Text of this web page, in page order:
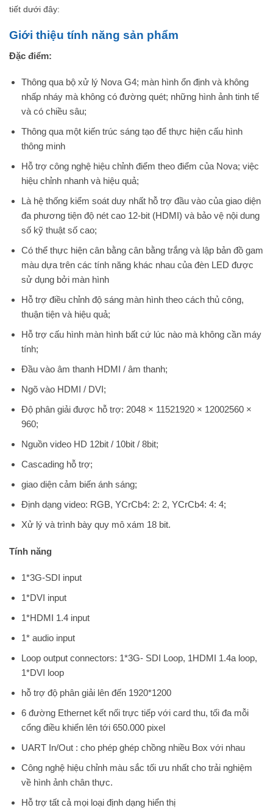
tiết dưới đây:
Giới thiệu tính năng sản phẩm
Đặc điểm:
Thông qua bộ xử lý Nova G4; màn hình ổn định và không
nhấp nháy mà không có đường quét; những hình ảnh tinh tế
và có chiều sâu;
Thông qua một kiến ​​trúc sáng tạo để thực hiện cấu hình
thông minh
Hỗ trợ công nghệ hiệu chỉnh điểm theo điểm của Nova; việc
hiệu chỉnh nhanh và hiệu quả;
Là hệ thống kiểm soát duy nhất hỗ trợ đầu vào của giao diện
đa phương tiện độ nét cao 12-bit (HDMI) và bảo vệ nội dung
số kỹ thuật số cao;
Có thể thực hiện cân bằng cân bằng trắng và lập bản đồ gam
màu dựa trên các tính năng khác nhau của đèn LED được
sử dụng bởi màn hình
Hỗ trợ điều chỉnh độ sáng màn hình theo cách thủ công,
thuận tiện và hiệu quả;
Hỗ trợ cấu hình màn hình bất cứ lúc nào mà không cần máy
tính;
Đầu vào âm thanh HDMI / âm thanh;
Ngõ vào HDMI / DVI;
Độ phân giải được hỗ trợ: 2048 × 11521920 × 12002560 ×
960;
Nguồn video HD 12bit / 10bit / 8bit;
Cascading hỗ trợ;
giao diện cảm biến ánh sáng;
Định dạng video: RGB, YCrCb4: 2: 2, YCrCb4: 4: 4;
Xử lý và trình bày quy mô xám 18 bit.
Tính năng
1*3G-SDI input
1*DVI input
1*HDMI 1.4 input
1* audio input
Loop output connectors: 1*3G- SDI Loop, 1HDMI 1.4a loop,
1*DVI loop
hỗ trợ độ phân giải lên đến 1920*1200
6 đường Ethernet kết nối trực tiếp với card thu, tối đa mỗi
cổng điều khiển lên tới 650.000 pixel
UART In/Out : cho phép ghép chồng nhiều Box với nhau
Công nghệ hiệu chỉnh màu sắc tối ưu nhất cho trải nghiệm
về hình ảnh chân thực.
Hỗ trợ tất cả mọi loại định dạng hiển thị